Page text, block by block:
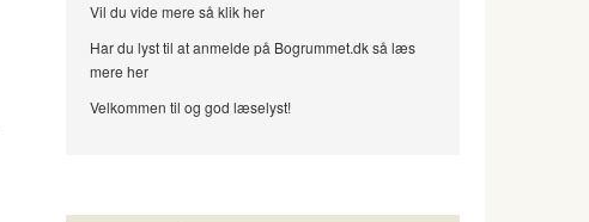
Vil du vide mere så klik her
Har du lyst til at anmelde på Bogrummet.dk så læs
mere her
Velkommen til og god læselyst!